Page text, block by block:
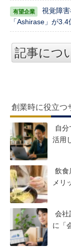
視覚障
「Ashirase」が
記事につ
創業時に役立つ
自
活用
飲食
メリ
会社
に「